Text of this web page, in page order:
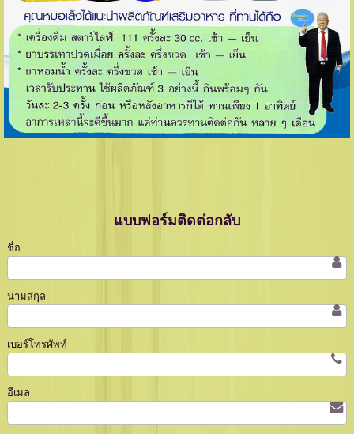
แบบฟอร์มติดต่อกลับ
ชื่อ
นามสกุล
เบอร์โทรศัพท์
อีเมล